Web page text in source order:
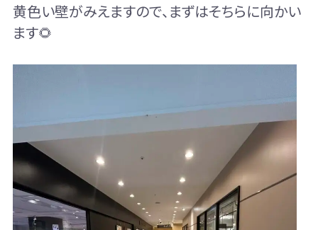
黄色い壁がみえますので、まずはそちらに向かい
ます🌻